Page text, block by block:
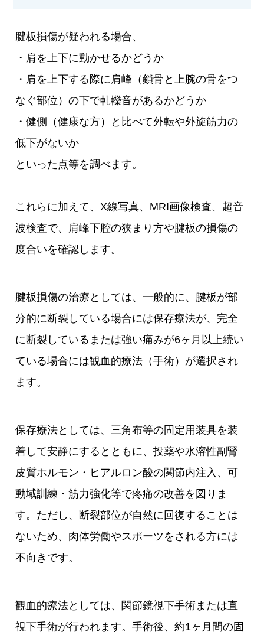
腱板損傷が疑われる場合、
・肩を上下に動かせるかどうか
・肩を上下する際に肩峰（鎖骨と上腕の骨をつ
なぐ部位）の下で軋轢音があるかどうか
・健側（健康な方）と比べて外転や外旋筋力の
低下がないか
といった点等を調べます。
これらに加えて、X線写真、MRI画像検査、超音
波検査で、肩峰下腔の狭まり方や腱板の損傷の
度合いを確認します。
腱板損傷の治療としては、一般的に、腱板が部
分的に断裂している場合には保存療法が、完全
に断裂しているまたは強い痛みが6ヶ月以上続い
ている場合には観血的療法（手術）が選択され
ます。
保存療法としては、三角布等の固定用装具を装
着して安静にするとともに、投薬や水溶性副腎
皮質ホルモン・ヒアルロン酸の関節内注入、可
動域訓練・筋力強化等で疼痛の改善を図りま
す。ただし、断裂部位が自然に回復することは
ないため、肉体労働やスポーツをされる方には
不向きです。
観血的療法としては、関節鏡視下手術または直
視下手術が行われます。手術後、約1ヶ月間の固